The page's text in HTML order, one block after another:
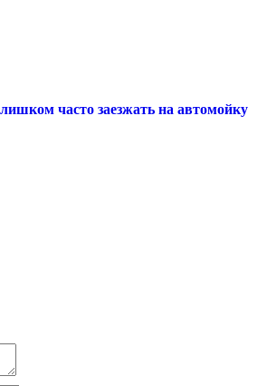
часто заезжать на автомойку